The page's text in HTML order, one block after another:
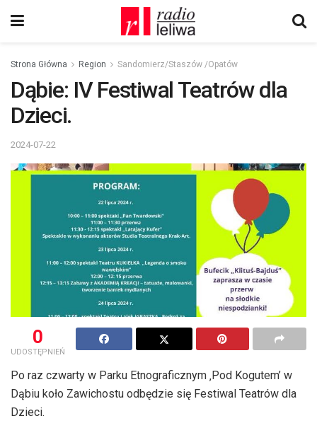
Strona Główna Region Sandomierz/Staszów /Opatów
Dąbie: IV Festiwal Teatrów dla
Dzieci.
2024-07-22
0
UDOSTĘPNIEŃ
Po raz czwarty w Parku Etnograficznym ‚Pod Kogutem’ w
Dąbiu koło Zawichostu odbędzie się Festiwal Teatrów dla
Dzieci.